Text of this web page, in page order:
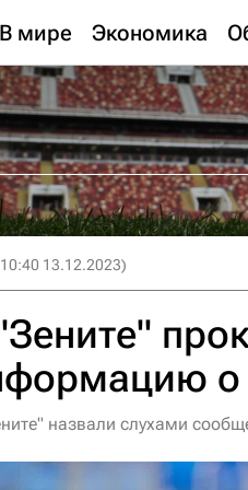
В мире Экономика
13.12.2023)
о
назвали слухами